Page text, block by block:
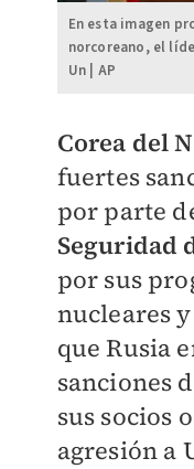
En esta imagen
norcoreano, el
Un | AP
Corea del
fuertes
por parte
Seguridad
por sus
nucleares
que Rusia
sanciones
sus socios
agresión a